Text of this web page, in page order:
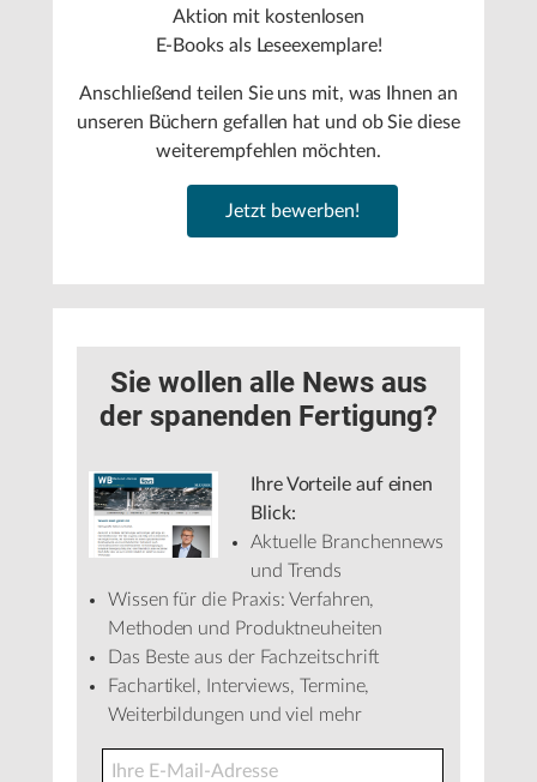
Aktion mit kostenlosen
E-Books als Leseexemplare!
Anschließend teilen Sie uns mit, was Ihnen an
unseren Büchern gefallen hat und ob Sie diese
weiterempfehlen möchten.
Jetzt bewerben!
Sie wollen alle News aus
der spanenden Fertigung?
Ihre Vorteile auf einen
Blick:
Aktuelle Branchennews
und Trends
Wissen für die Praxis: Verfahren,
Methoden und Produktneuheiten
Das Beste aus der Fachzeitschrift
Fachartikel, Interviews, Termine,
Weiterbildungen und viel mehr